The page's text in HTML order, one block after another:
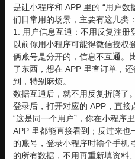
是让小程序和 APP 里的 “用户数
们日常用的场景，主要有这几类：
1. 用户信息互通：不用反复注册
以前你用小程序可能得微信授权
俩账号是分开的，信息不互通。
了东西，想在 APP 里查订单，
到，特别麻烦。
数据互通后，就不用反复折腾了
登录后，打开对应的 APP，直接
“这是同一个用户”，你在小程序
APP 里都能直接看到；反过来
的账号，登录小程序时输个手机
的所有数据，不用再重新填资料